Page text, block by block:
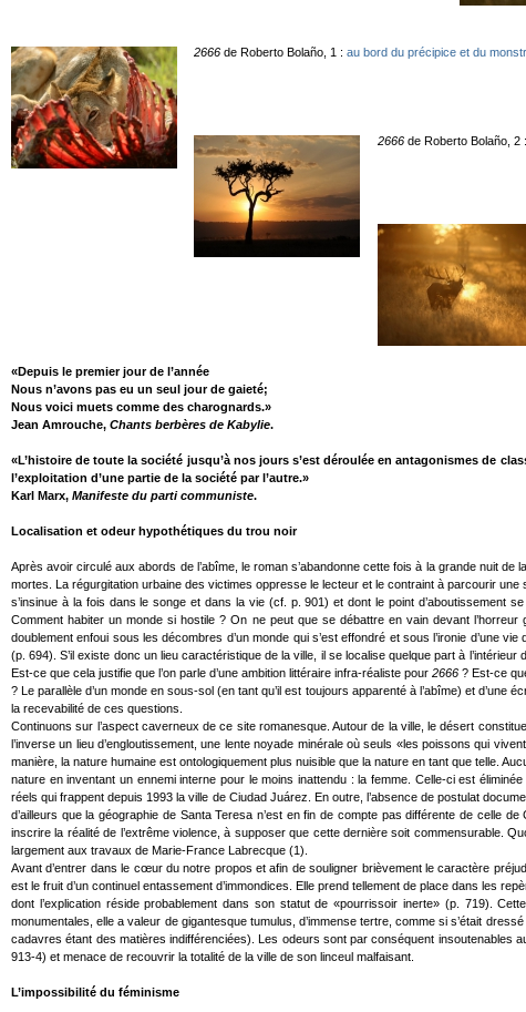
2666 de Roberto Bolaño, 1 :au bord du précipice et du
2666de Roberto Bolaño, 2 :
«Depuis le premier jour de l’année
Nous n’avons pas eu un seul jour de gaieté;
Nous voici muets comme des charognards.»
Jean Amrouche, Chants berbères de Kabylie.
«L’histoire de toute la société jusqu’à nos jours s’est déroulée en antagonismes de
l’exploitation d’une partie de la société par l’autre.»
Karl Marx, Manifeste du parti communiste.
Localisation et odeur hypothétiques du trou noir
Après avoir circulé aux abords de l’abîme, le roman s’abandonne cette fois à la grande nuit
mortes. La régurgitation urbaine des victimes oppresse le lecteur et le contraint à parcourir
s’insinue à la fois dans le songe et dans la vie (cf. p. 901) et dont le point d’aboutissement
Comment habiter un monde si hostile ? On ne peut que se débattre en vain devant
doublement enfoui sous les décombres d’un monde qui s’est effondré et sous l’ironie d’une
(p. 694). S’il existe donc un lieu caractéristique de la ville, il se localise quelque part à
Est-ce que cela justifie que l’on parle d’une ambition littéraire infra-réaliste pour 2666 ? Est-ce
? Le parallèle d’un monde en sous-sol (en tant qu’il est toujours apparenté à l’abîme) et
la recevabilité de ces questions.
Continuons sur l’aspect caverneux de ce site romanesque. Autour de la ville, le désert
l’inverse un lieu d’engloutissement, une lente noyade minérale où seuls «les poissons qui
manière, la nature humaine est ontologiquement plus nuisible que la nature en tant que telle.
nature en inventant un ennemi interne pour le moins inattendu : la femme. Celle-ci est
réels qui frappent depuis 1993 la ville de Ciudad Juárez. En outre, l’absence de postulat
d’ailleurs que la géographie de Santa Teresa n’est en fin de compte pas différente de celle
inscrire la réalité de l’extrême violence, à supposer que cette dernière soit commensurable.
largement aux travaux de Marie-France Labrecque (1).
Avant d’entrer dans le cœur du notre propos et afin de souligner brièvement le caractère
est le fruit d’un continuel entassement d’immondices. Elle prend tellement de place dans les
dont l’explication réside probablement dans son statut de «pourrissoir inerte» (p. 719).
monumentales, elle a valeur de gigantesque tumulus, d’immense tertre, comme si s’était
cadavres étant des matières indifférenciées). Les odeurs sont par conséquent insoutenables
913-4) et menace de recouvrir la totalité de la ville de son linceul malfaisant.
L’impossibilité du féminisme